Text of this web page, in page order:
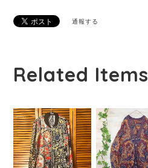
通報する
Related Items